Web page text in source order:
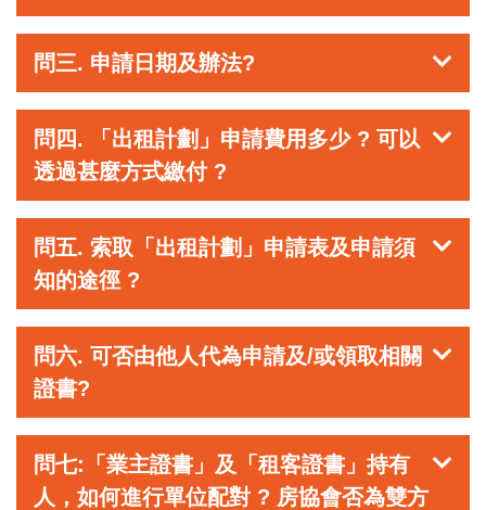
問三. 申請日期及辦法?
問四. 「出租計劃」申請費用多少 ? 可以
透過甚麼方式繳付 ?
問五. 索取「出租計劃」申請表及申請須
知的途徑 ?
問六. 可否由他人代為申請及/或領取相關
證書?
問七:「業主證書」及「租客證書」持有
人，如何進行單位配對 ? 房協會否為雙方